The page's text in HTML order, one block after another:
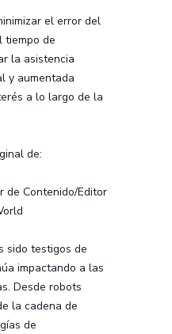
el error del
tiempo de
la asistencia
y aumentada
a lo largo de la
de:
de Contenido/Editor
sido testigos de
impactando a las
Desde robots
la cadena de
de